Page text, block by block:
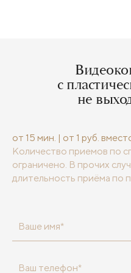
с
не
от 15 мин. | от 1 руб.
Количество приемов по
ограничено. В прочих
длительность приёма по
Ваше имя*
Ваш телефон*